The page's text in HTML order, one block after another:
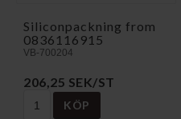
Siliconpackning from
0836116915
VB-700204
206,25 SEK/ST
KÖP